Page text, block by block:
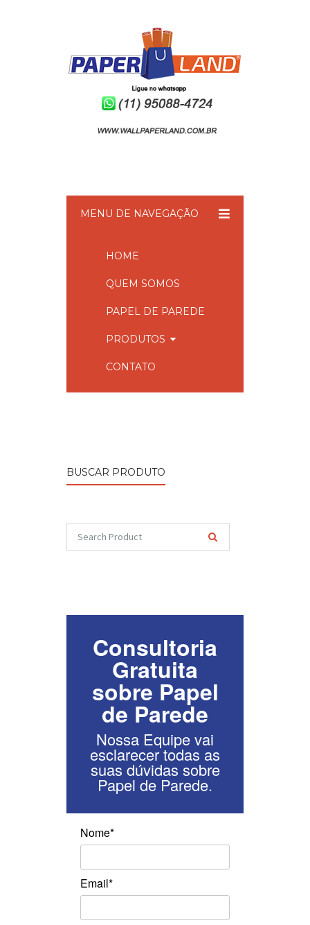
MENU DE NAVEGAÇÃO
HOME
QUEM SOMOS
PAPEL DE PAREDE
PRODUTOS
CONTATO
BUSCAR PRODUTO
Consultoria
Gratuita
sobre Papel
de Parede
Nossa Equipe vai
esclarecer todas as
suas dúvidas sobre
Papel de Parede.
Nome*
Email*